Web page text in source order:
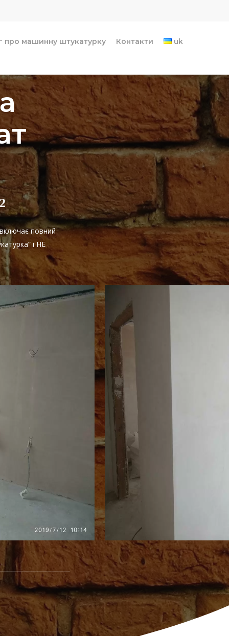
про машинну штукатурку Контакти uk
повний
і НЕ